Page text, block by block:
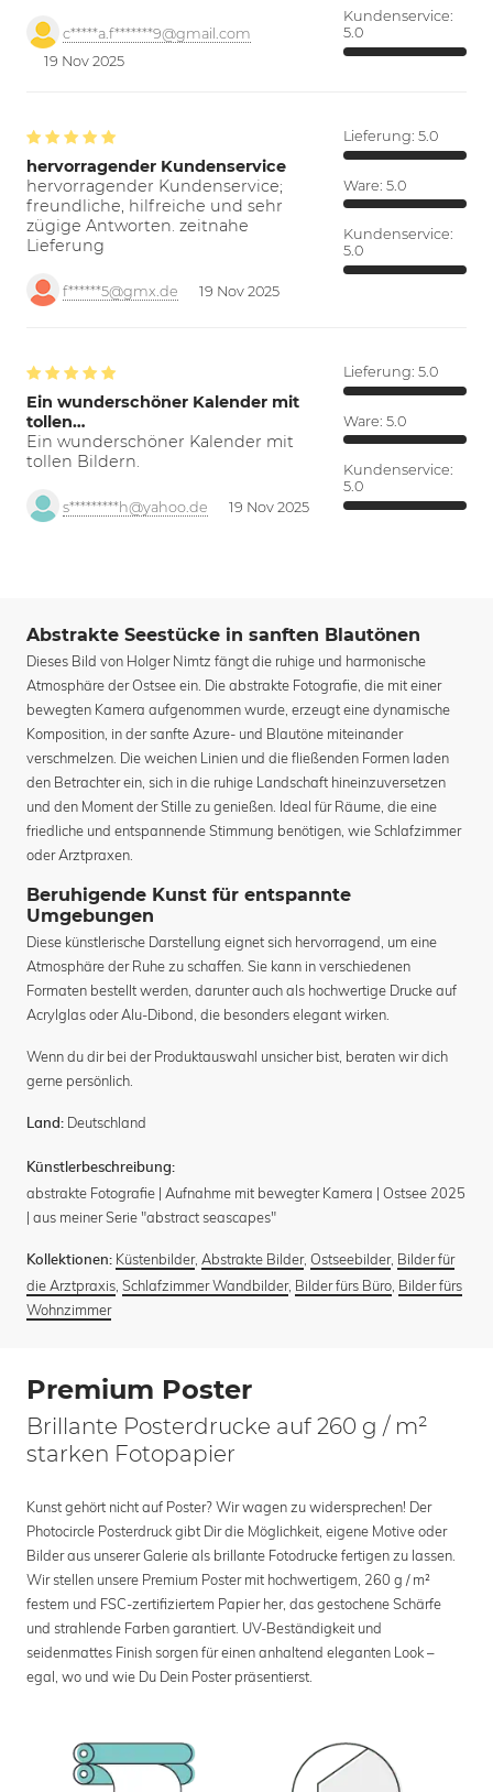
c*****a.f*******9@gmail.com
19 Nov 2025
Kundenservice:
5.0
hervorragender Kundenservice
hervorragender Kundenservice;
freundliche, hilfreiche und sehr
zügige Antworten. zeitnahe
Lieferung
f******5@gmx.de 19 Nov 2025
Lieferung: 5.0
Ware: 5.0
Kundenservice:
5.0
Ein wunderschöner Kalender mit
tollen…
Ein wunderschöner Kalender mit
tollen Bildern.
s*********h@yahoo.de 19 Nov 2025
Lieferung: 5.0
Ware: 5.0
Kundenservice:
5.0
Abstrakte Seestücke in sanften Blautönen
Dieses Bild von Holger Nimtz fängt die ruhige und harmonische
Atmosphäre der Ostsee ein. Die abstrakte Fotografie, die mit einer
bewegten Kamera aufgenommen wurde, erzeugt eine dynamische
Komposition, in der sanfte Azure- und Blautöne miteinander
verschmelzen. Die weichen Linien und die fließenden Formen laden
den Betrachter ein, sich in die ruhige Landschaft hineinzuversetzen
und den Moment der Stille zu genießen. Ideal für Räume, die eine
friedliche und entspannende Stimmung benötigen, wie Schlafzimmer
oder Arztpraxen.
Beruhigende Kunst für entspannte
Umgebungen
Diese künstlerische Darstellung eignet sich hervorragend, um eine
Atmosphäre der Ruhe zu schaffen. Sie kann in verschiedenen
Formaten bestellt werden, darunter auch als hochwertige Drucke auf
Acrylglas oder Alu-Dibond, die besonders elegant wirken.
Wenn du dir bei der Produktauswahl unsicher bist, beraten wir dich
gerne persönlich.
Land: Deutschland
Künstlerbeschreibung:
abstrakte Fotografie | Aufnahme mit bewegter Kamera | Ostsee 2025
| aus meiner Serie "abstract seascapes"
Kollektionen: Küstenbilder, Abstrakte Bilder, Ostseebilder, Bilder für
die Arztpraxis Schlafzimmer Wandbilder, Bilder fürs Büro Bilder fürs
Wohnzimmer
Premium Poster
Brillante Posterdrucke auf 260 g / m²
starken Fotopapier
Kunst gehört nicht auf Poster? Wir wagen zu widersprechen! Der
Photocircle Posterdruck gibt Dir die Möglichkeit, eigene Motive oder
Bilder aus unserer Galerie als brillante Fotodrucke fertigen zu lassen.
Wir stellen unsere Premium Poster mit hochwertigem, 260 g / m²
festem und FSC-zertifiziertem Papier her, das gestochene Schärfe
und strahlende Farben garantiert. UV-Beständigkeit und
seidenmattes Finish sorgen für einen anhaltend eleganten Look –
egal, wo und wie Du Dein Poster präsentierst.